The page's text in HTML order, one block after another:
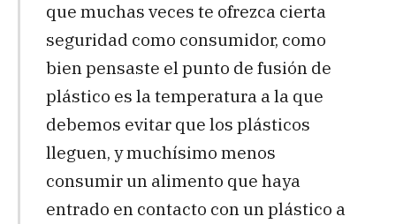
que muchas veces te ofrezca cierta
seguridad como consumidor, como
bien pensaste el punto de fusión de
plástico es la temperatura a la que
debemos evitar que los plásticos
lleguen, y muchísimo menos
consumir un alimento que haya
entrado en contacto con un plástico a